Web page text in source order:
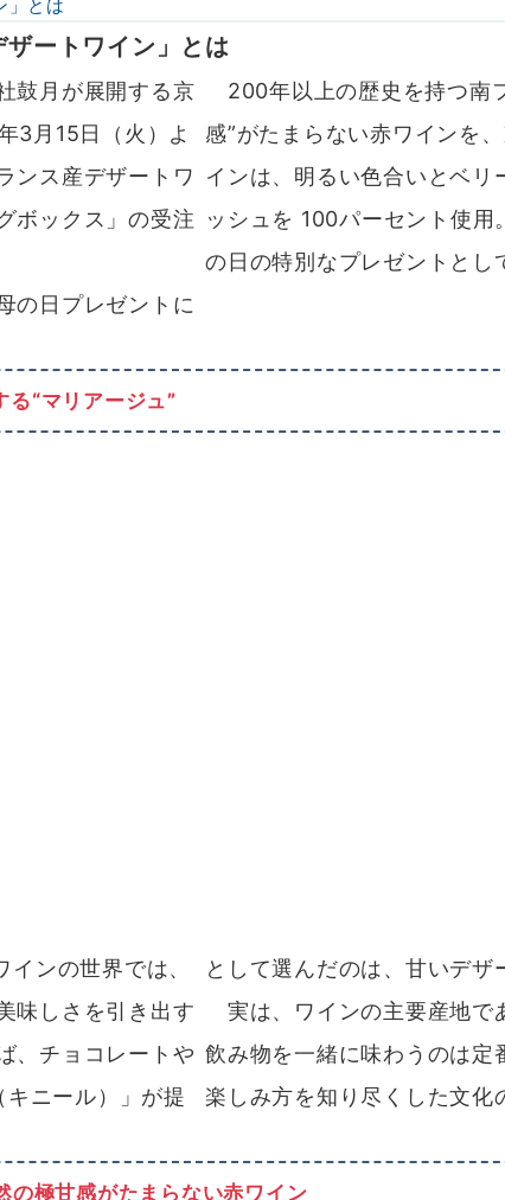
」とは
ートワイン」とは
鼓月が展開する京
3月15日（火）よ
ンス産デザートワ
ボックス」の受注
の日プレゼントに
200年以上の歴史を持つ南
感”がたまらない赤ワインを
インは、明るい色合いとベ
ッシュを 100パーセント使
の日の特別なプレゼントとし
“マリアージュ”
ンの世界では、
味しさを引き出す
、チョコレートや
ニール）」が提
として選んだのは、甘いデザ
実は、ワインの主要産地で
飲み物を一緒に味わうのは定
楽しみ方を知り尽くした文化
極甘感がたまらない赤ワイン